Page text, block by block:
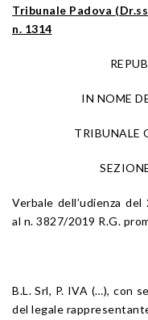
Tribunale Padova
n. 1314
IN NOME
TRIBUNALE
Verbale dell’udienza
al n. 3827/2019 R.G.
B.L. Srl, P. IVA (…), con
del legale